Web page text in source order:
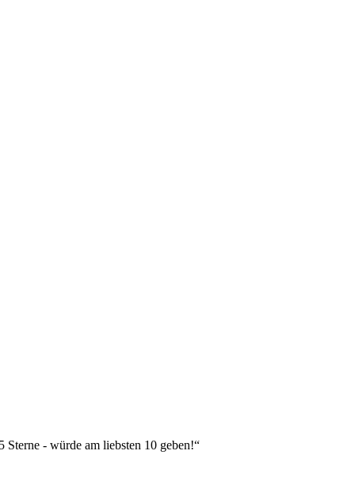
- würde am liebsten 10 geben!“